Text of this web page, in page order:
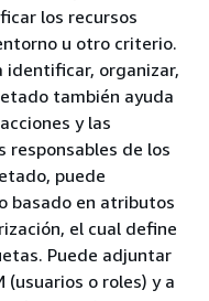
los recursos
u otro criterio.
identificar, organizar,
también ayuda
y las
responsables de los
puede
basado en atributos
el cual define
Puede adjuntar
o roles) y a